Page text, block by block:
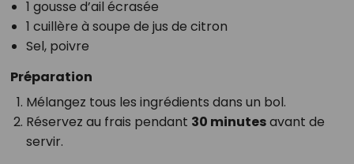
1 gousse d’ail écrasée
1 cuillère à soupe de jus de citron
Sel, poivre
Préparation
Mélangez tous les ingrédients dans un bol.
Réservez au frais pendant 30 minutesavant de
servir.